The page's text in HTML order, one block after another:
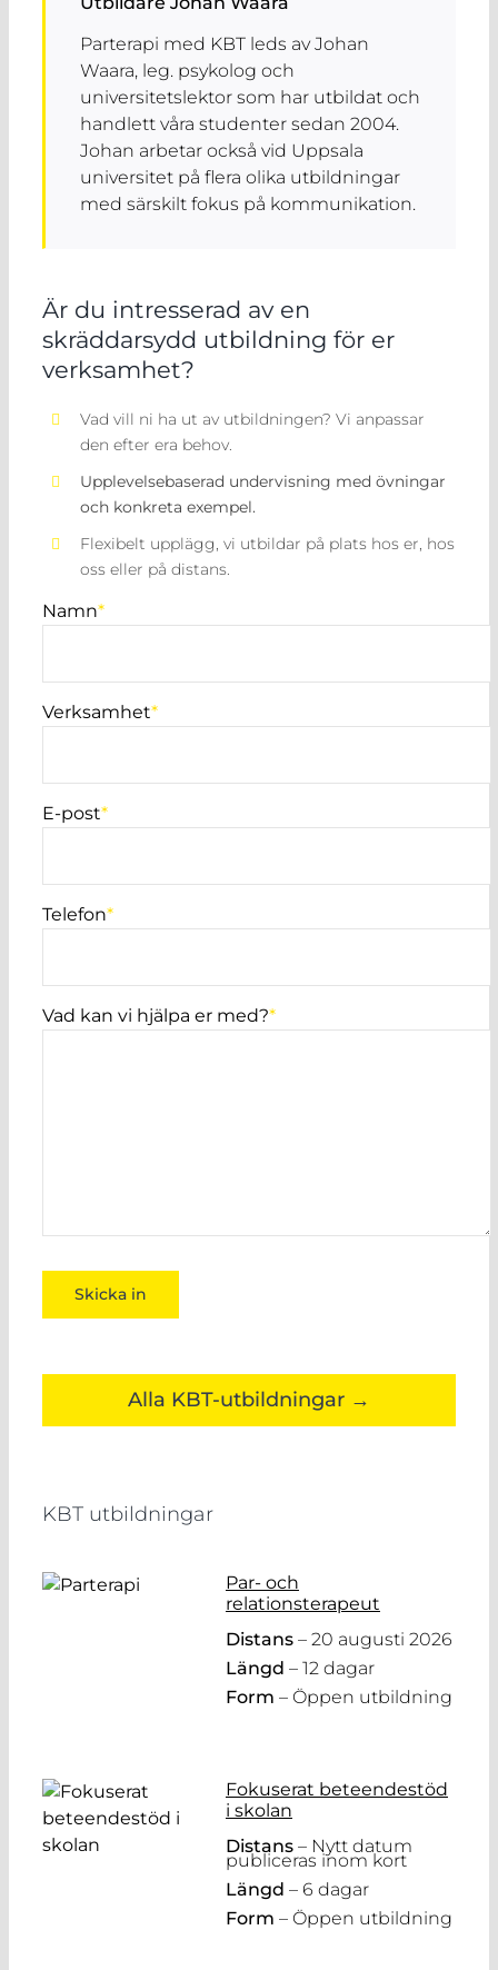
Parterapi med KBT leds av Johan
Waara, leg. psykolog och
universitetslektor som har utbildat och
handlett våra studenter sedan 2004.
Johan arbetar också vid Uppsala
universitet på flera olika utbildningar
med särskilt fokus på kommunikation.
Är du intresserad av en
skräddarsydd utbildning för er
verksamhet?
Vad vill ni ha ut av utbildningen? Vi anpassar
den efter era behov.
Upplevelsebaserad undervisning med övningar
och konkreta exempel.
Flexibelt upplägg, vi utbildar på plats hos er, hos
oss eller på distans.
Namn*
Verksamhet*
E-post*
Telefon*
Vad kan vi hjälpa er med?*
Alla KBT-utbildningar →
KBT utbildningar
Par- och
relationsterapeut
Distans– 20 augusti 2026
Längd – 12 dagar
Form – Öppen utbildning
Fokuserat beteendestöd
i skolan
Distans– Nytt datum
publiceras inom kort
Längd – 6 dagar
Form – Öppen utbildning